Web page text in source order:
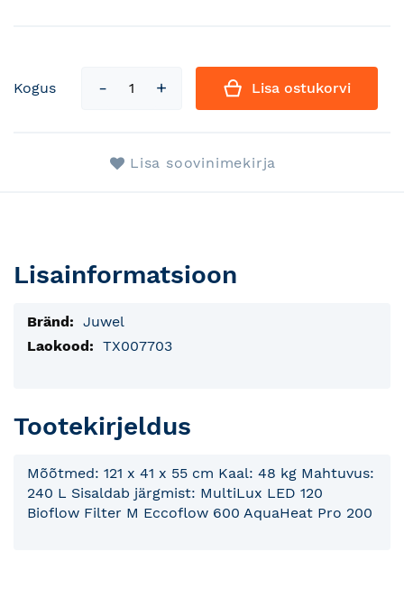
Kogus Lisa ostukorvi
Lisa soovinimekirja
Lisainformatsioon
Lisainfo Juwel
TX007703
Tootekirjeldus
Mõõtmed: 121 x 41 x 55 cm Kaal: 48 kg Mahtuvus:
240 L Sisaldab järgmist: MultiLux LED 120
Bioflow Filter M Eccoflow 600 AquaHeat Pro 200